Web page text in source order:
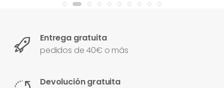
Entrega gratuita
pedidos de 40€ o más
Devolución gratuita